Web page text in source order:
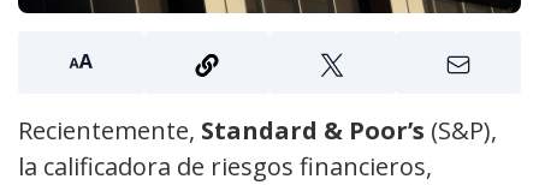
Recientemente, Standard & Poor’s (S&P),
la calificadora de riesgos financieros,